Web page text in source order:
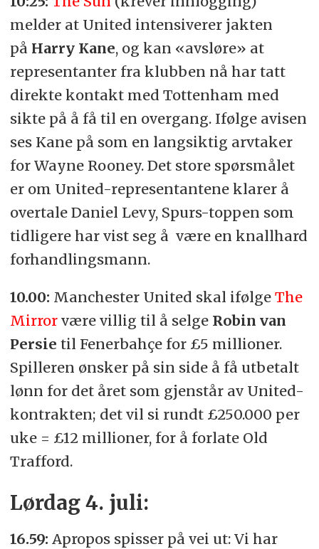
melder at United intensiverer jakten
på Harry Kane, og kan «avsløre» at
representanter fra klubben nå har tatt
direkte kontakt med Tottenham med
sikte på å få til en overgang. Ifølge avisen
ses Kane på som en langsiktig arvtaker
for Wayne Rooney. Det store spørsmålet
er om United-representantene klarer å
overtale Daniel Levy, Spurs-toppen som
tidligere har vist seg å være en knallhard
forhandlingsmann.
10.00: Manchester United skal ifølge The
Mirrorvære villig til å selge Robin van
Persie til Fenerbahçe for £5 millioner.
Spilleren ønsker på sin side å få utbetalt
lønn for det året som gjenstår av United-
kontrakten; det vil si rundt £250.000 per
uke = £12 millioner, for å forlate Old
Trafford.
Lørdag 4. juli:
16.59: Apropos spisser på vei ut: Vi har